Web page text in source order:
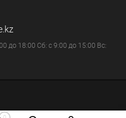
до 18:00 Сб: с 9:00 до 15:00 Вс: